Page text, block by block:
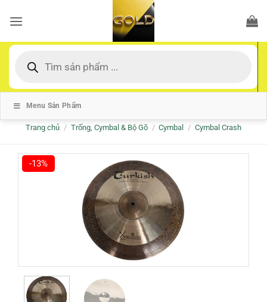
qua
dung
kiếm
Menu Sản Phẩm
Trang chủ / Trống, Cymbal & Bộ Gõ / Cymbal / Cymbal Crash
-13%